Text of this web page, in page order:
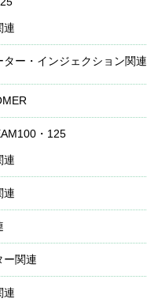
連
ター・インジェクション関連
・125
連
連
ー関連
連